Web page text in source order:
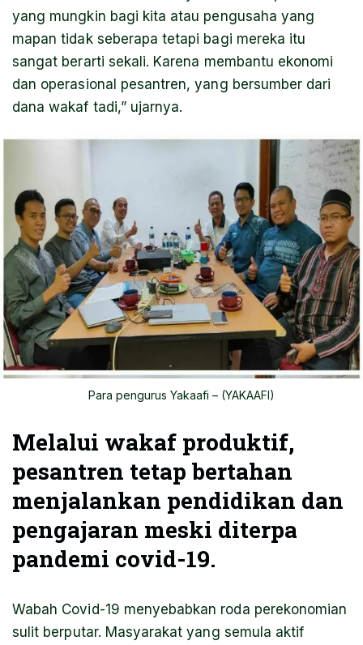
yang mungkin bagi kita atau pengusaha yang
mapan tidak seberapa tetapi bagi mereka itu
sangat berarti sekali. Karena membantu ekonomi
dan operasional pesantren, yang bersumber dari
dana wakaf tadi,” ujarnya.
Para pengurus Yakaafi – (YAKAAFI)
Melalui wakaf produktif,
pesantren tetap bertahan
menjalankan pendidikan dan
pengajaran meski diterpa
pandemi covid-19.
Wabah Covid-19 menyebabkan roda perekonomian
sulit berputar. Masyarakat yang semula aktif